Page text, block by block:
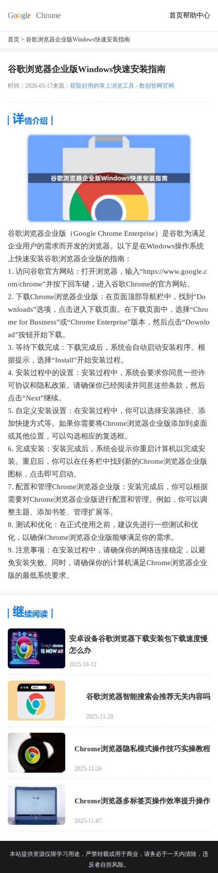
首页帮助中心
首页 > 谷歌浏览器企业版Windows快速安装指南
谷歌浏览器企业版Windows快速安装指南
时间：2026-03-17来源： 获取好用的掌上浏览工具 - 数创智网官网
谷歌浏览器企业版（Google Chrome Enterprise）是谷歌为满足
企业用户的需求而开发的浏览器。以下是在Windows操作系统
上快速安装谷歌浏览器企业版的指南：
1. 访问谷歌官方网站：打开浏览器，输入“https://www.google.c
om/chrome”并按下回车键，进入谷歌Chrome的官方网站。
2. 下载Chrome浏览器企业版：在页面顶部导航栏中，找到“Do
wnloads”选项，点击进入下载页面。在下载页面中，选择“Chro
me for Business”或“Chrome Enterprise”版本，然后点击“Downlo
ad”按钮开始下载。
3. 等待下载完成：下载完成后，系统会自动启动安装程序。根
据提示，选择“Install”开始安装过程。
4. 安装过程中的设置：安装过程中，系统会要求你同意一些许
可协议和隐私政策。请确保你已经阅读并同意这些条款，然后
点击“Next”继续。
5. 自定义安装设置：在安装过程中，你可以选择安装路径、添
加快捷方式等。如果你需要将Chrome浏览器企业版添加到桌面
或其他位置，可以勾选相应的复选框。
6. 完成安装：安装完成后，系统会提示你重启计算机以完成安
装。重启后，你可以在任务栏中找到新的Chrome浏览器企业版
图标，点击即可启动。
7. 配置和管理Chrome浏览器企业版：安装完成后，你可以根据
需要对Chrome浏览器企业版进行配置和管理。例如，你可以调
整主题、添加书签、管理扩展等。
8. 测试和优化：在正式使用之前，建议先进行一些测试和优
化，以确保Chrome浏览器企业版能够满足你的需求。
9. 注意事项：在安装过程中，请确保你的网络连接稳定，以避
免安装失败。同时，请确保你的计算机满足Chrome浏览器企业
版的最低系统要求。
安卓设备谷歌浏览器下载安装包下载速度慢
怎么办
2025-10-12
谷歌浏览器智能搜索会推荐无关内容吗
2025-11-20
Chrome浏览器隐私模式操作技巧实操教程
2025-11-26
Chrome浏览器多标签页操作效率提升操作
2025-11-07
本站提供资源仅限学习用途，严禁转载或用于商业，请务必于一天内清除，违
反者自担风险。